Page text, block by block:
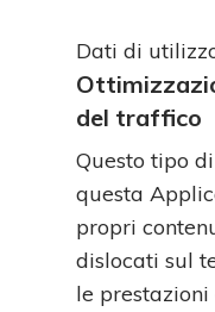
trattamento:
Dati
Personali
trattati:
Dati di
del traffico
Questo tipo
questa
propri
dislocati sul
le prestazioni